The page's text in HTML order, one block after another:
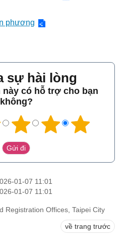
phương
sự hài lòng
này có hỗ trợ cho bạn
không?
01-07 11:01
01-07 11:01
Registration Offices, Taipei City
về trang trước